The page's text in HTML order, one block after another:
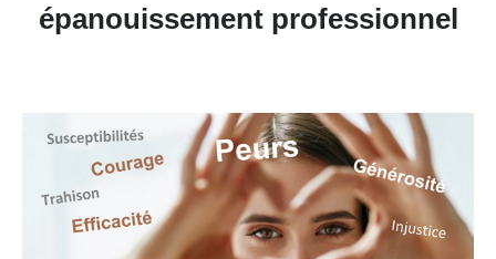
épanouissement professionnel